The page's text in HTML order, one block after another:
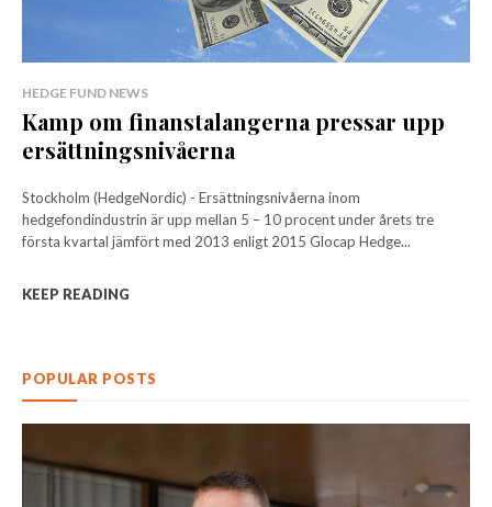
HEDGE FUND NEWS
Kamp om finanstalangerna pressar upp
ersättningsnivåerna
Stockholm (HedgeNordic) - Ersättningsnivåerna inom
hedgefondindustrin är upp mellan 5 – 10 procent under årets tre
första kvartal jämfört med 2013 enligt 2015 Glocap Hedge...
KEEP READING
POPULAR POSTS